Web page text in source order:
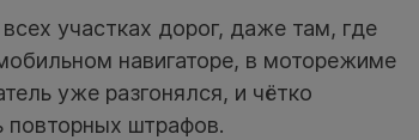
участках дорог, даже там, где
навигаторе, в моторежиме
уже разгонялся, и чётко
повторных штрафов.